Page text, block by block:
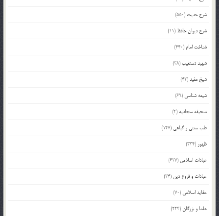
شرح حدیث (550)
شرح دیوان حافظ (11)
شناخت امام (440)
شهید دستغیب(38)
شیخ مفید(42)
شیعه شناسی (69)
صحیفه سجادیه (4)
طب سنتی و گیاهی (147)
ظهور (334)
عبادات اسلامی (627)
عبادات و فروع دین (34)
عقاید اسلامی (70)
علما و بزرگان(224)